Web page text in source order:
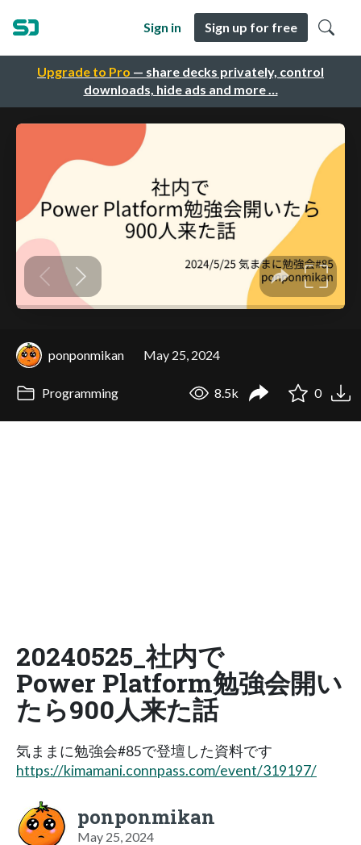
Upgrade to Pro — share decks privately, control
downloads, hide ads and more …
Sign in Sign up for free
ponponmikan May 25, 2024
Programming 8.5k 0
20240525_社内で
Power Platform勉強会開い
たら900人来た話
気ままに勉強会#85で登壇した資料です
https://kimamani.connpass.com/event/319197/
ponponmikan
May 25, 2024